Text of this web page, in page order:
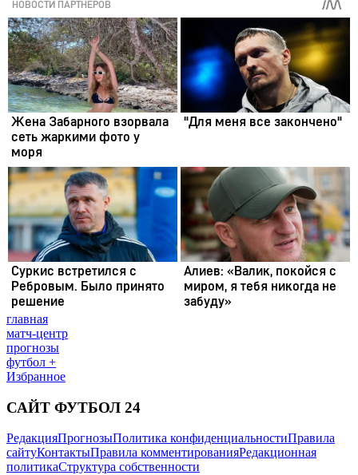
главная
матч-центр
прогнозы
футбол +
Избранное
САЙТ ФУТБОЛ 24
РедакцияПрогнозыПолитика конфиденциальностиПравила
сайтуКонтактыПравила комментированияРедакционная
политикаСтруктура собственности